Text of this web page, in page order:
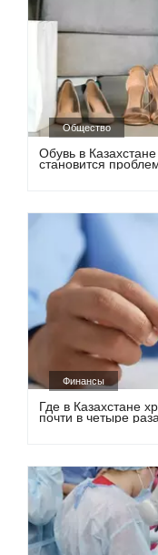
Общество
Обувь в
становится
Финансы
Где в Казахстане
почти в четыре